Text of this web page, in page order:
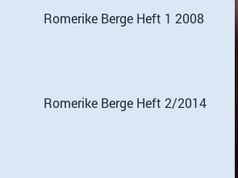
Romerike Berge Heft 1 2008
Romerike Berge Heft 2/2014